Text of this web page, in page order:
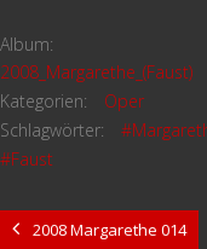
Album:
2008_Margarethe_(Faust)
Kategorien:
Oper
Schlagwörter:
#Faust
2008 Margarethe 014